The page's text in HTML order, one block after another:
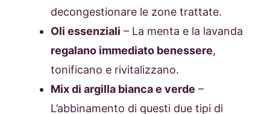
decongestionare le zone trattate.
Oli essenziali – La menta e la lavanda
regalano immediato benessere,
tonificano e rivitalizzano.
Mix di argilla bianca e verde –
L’abbinamento di questi due tipi di